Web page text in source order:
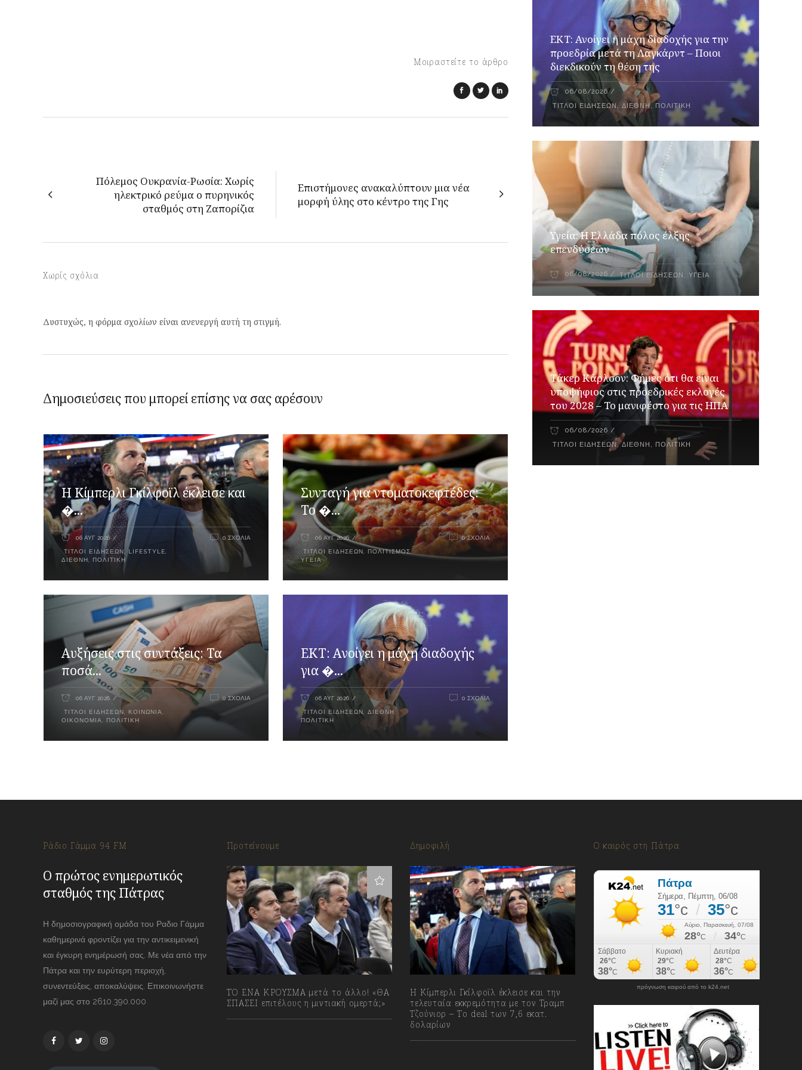
Μοιραστείτε το άρθρο
Πόλεμος Ουκρανία-Ρωσία: Χωρίς
ηλεκτρικό ρεύμα ο πυρηνικός
σταθμός στη Ζαπορίζια
Επιστήμονες ανακαλύπτουν μια νέα
μορφή ύλης στο κέντρο της Γης
Χωρίς σχόλια
Δυστυχώς, η φόρμα σχολίων είναι ανενεργή αυτή τη στιγμή.
Δημοσιεύσεις που μπορεί επίσης να σας αρέσουν
Η Κίμπερλι Γκίλφοϊλ έκλεισε και
�...
06 ΑΥΓ 2026
ΤΊΤΛΟΙ ΕΙΔΉΣΕΩΝ ,LIFESTYLE
ΔΙΕΘΝΉ
ΠΟΛΙΤΙΚΉ
0 ΣΧΌΛΙΑ
Συνταγή για ντοματοκεφτέδες:
Το �...
06 ΑΥΓ 2026
ΤΊΤΛΟΙ ΕΙΔΉΣΕΩΝ ΠΟΛΙΤΙΣΜΌΣ,
ΥΓΕΊΑ
0 ΣΧΌΛΙΑ
Αυξήσεις στις συντάξεις: Τα
ποσά...
06 ΑΥΓ 2026
ΤΊΤΛΟΙ ΕΙΔΉΣΕΩΝ ΚΟΙΝΩΝΊΑ
ΟΙΚΟΝΟΜΊΑ
ΠΟΛΙΤΙΚΉ
0 ΣΧΌΛΙΑ
ΕΚΤ: Ανοίγει η μάχη διαδοχής
για �...
06 ΑΥΓ 2026
ΤΊΤΛΟΙ ΕΙΔΉΣΕΩΝ ΔΙΕΘΝΉ,
ΠΟΛΙΤΙΚΉ
0 ΣΧΌΛΙΑ
ΕΚΤ: Ανοίγει η μάχη διαδοχής για την
προεδρία μετά τη Λαγκάρντ – Ποιοι
διεκδικούν τη θέση της
06/08/2026
ΤΊΤΛΟΙ ΕΙΔΉΣΕΩΝ ,ΔΙΕΘΝΉ, ΠΟΛΙΤΙΚΉ
Υγεία: Η Ελλάδα πόλος έλξης
επενδύσεων
06/08/2026 ΤΊΤΛΟΙ ΕΙΔΉΣΕΩΝ ,ΥΓΕΊΑ
Τάκερ Κάρλσον: Φήμες ότι θα είναι
υποψήφιος στις προεδρικές εκλογές
του 2028 – Το μανιφέστο για τις ΗΠΑ
06/08/2026
ΤΊΤΛΟΙ ΕΙΔΉΣΕΩΝ,ΔΙΕΘΝΉ , ΠΟΛΙΤΙΚΉ
Ράδιο Γάμμα 94 FM
Ο πρώτος ενημερωτικός
σταθμός της Πάτρας
Η δημοσιογραφική ομάδα του Ραδιο Γάμμα
καθημερινά φροντίζει για την αντικειμενική
και έγκυρη ενημέρωσή σας. Με νέα από την
Πάτρα και την ευρύτερη περιοχή,
συνεντεύξεις, αποκαλύψεις. Επικοινωνήστε
μαζί μας στο 2610.390.000
Προτείνουμε
ΤΟ ΕΝΑ ΚΡΟΥΣΜΑ μετά το άλλο! «ΘΑ
ΣΠΑΣΕΙ επιτέλους η μιντιακή ομερτά;»
Δημοφιλή
Η Κίμπερλι Γκίλφοϊλ έκλεισε και την
τελευταία εκκρεμότητα με τον Τραμπ
Τζούνιορ – Το deal των 7,6 εκατ.
δολαρίων
Ο καιρός στη Πάτρα
πρόγνωση καιρού από το k24.net